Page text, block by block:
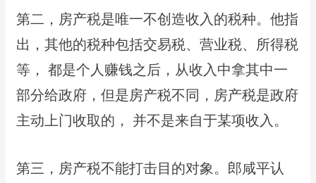
第⼆，房产税是唯⼀不创造收⼊的税种。他指
出，其他的税种包括交易税、营业税、所得税
等， 都是个⼈赚钱之后，从收⼊中拿其中⼀
部分给政府，但是房产税不同，房产税是政府
主动上⻔收取的， 并不是来⾃于某项收⼊。
第三，房产税不能打击⽬的对象。郎咸平认